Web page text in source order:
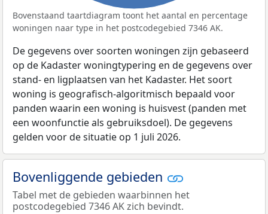
Bovenstaand taartdiagram toont het aantal en percentage
woningen naar type in het postcodegebied 7346 AK.
De gegevens over soorten woningen zijn gebaseerd
op de Kadaster woningtypering en de gegevens over
stand- en ligplaatsen van het Kadaster. Het soort
woning is geografisch-algoritmisch bepaald voor
panden waarin een woning is huisvest (panden met
een woonfunctie als gebruiksdoel). De gegevens
gelden voor de situatie op 1 juli 2026.
Bovenliggende gebieden
Tabel met de gebieden waarbinnen het
postcodegebied 7346 AK zich bevindt.